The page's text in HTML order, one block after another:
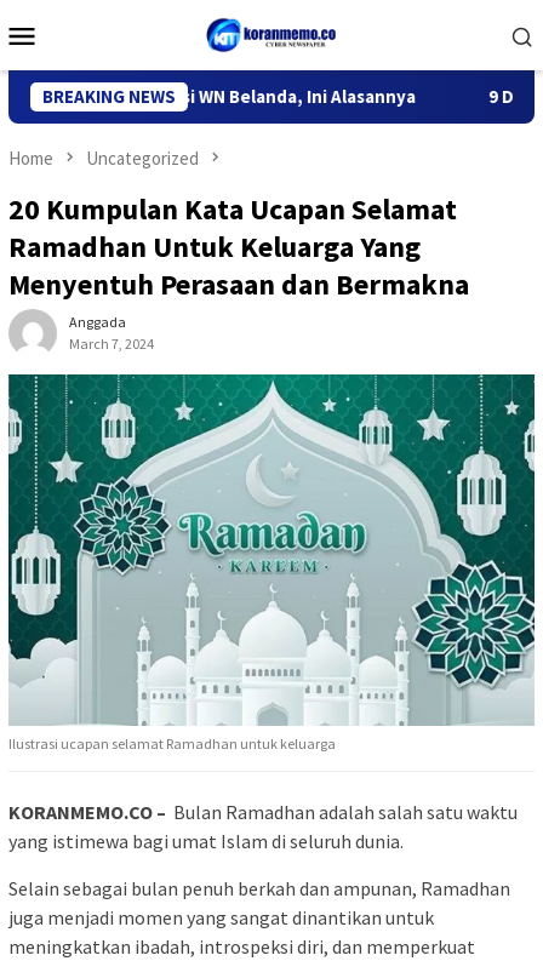
to
Menu
BREAKING NEWS
Deportasi WN Belanda, Ini Alasannya 9 Desa di 6
Home Uncategorized
20 Kumpulan Kata Ucapan Selamat
Ramadhan Untuk Keluarga Yang
Menyentuh Perasaan dan Bermakna
Anggada
March 7, 2024
Ilustrasi ucapan selamat Ramadhan untuk keluarga
KORANMEMO.CO – Bulan Ramadhan adalah salah satu waktu
yang istimewa bagi umat Islam di seluruh dunia.
Selain sebagai bulan penuh berkah dan ampunan, Ramadhan
juga menjadi momen yang sangat dinantikan untuk
meningkatkan ibadah, introspeksi diri, dan memperkuat